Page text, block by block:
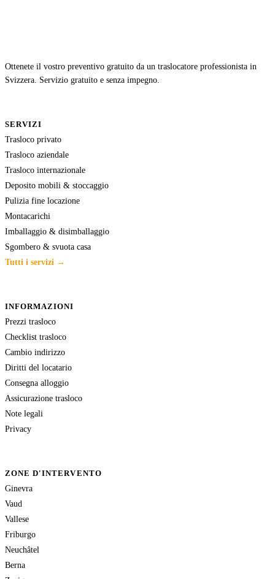
Ottenete il vostro preventivo gratuito da un traslocatore professionista in
Svizzera. Servizio gratuito e senza impegno.
SERVIZI
Trasloco privato
Trasloco aziendale
Trasloco internazionale
Deposito mobili & stoccaggio
Pulizia fine locazione
Montacarichi
Imballaggio & disimballaggio
Sgombero & svuota casa
Tutti i servizi →
INFORMAZIONI
Prezzi trasloco
Checklist trasloco
Cambio indirizzo
Diritti del locatario
Consegna alloggio
Assicurazione trasloco
Note legali
Privacy
ZONE D'INTERVENTO
Ginevra
Vaud
Vallese
Friburgo
Neuchâtel
Berna